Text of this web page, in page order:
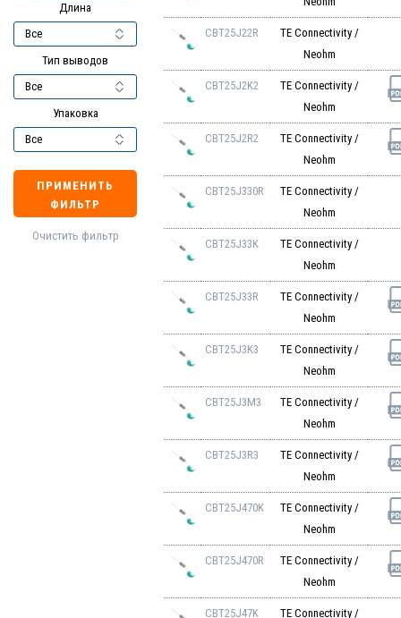
Длина
Тип выводов
Упаковка
ПРИМЕНИТЬ
ФИЛЬТР
Очистить фильтр
CBT25J22R
TE Connectivity /
Neohm
CBT25J2K2
TE Connectivity /
Neohm
CBT25J2R2
TE Connectivity /
Neohm
CBT25J330R
TE Connectivity /
Neohm
CBT25J33K
TE Connectivity /
Neohm
CBT25J33R
TE Connectivity /
Neohm
CBT25J3K3
TE Connectivity /
Neohm
CBT25J3M3
TE Connectivity /
Neohm
CBT25J3R3
TE Connectivity /
Neohm
CBT25J470K
TE Connectivity /
Neohm
CBT25J470R
TE Connectivity /
Neohm
CBT25J47K
TE Connectivity /